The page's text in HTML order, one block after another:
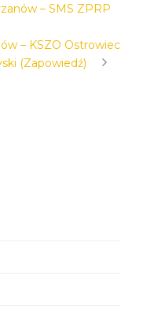
– SMS ZPRP
– KSZO Ostrowiec
(Zapowiedź)